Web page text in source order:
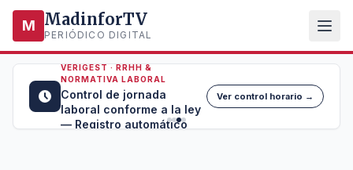
M MadinforTV
PERIÓDICO DIGITAL
VERIGEST · RRHH &
NORMATIVA LABORAL
Control de jornada
laboral conforme a la ley
— Registro automático
Ver control horario →